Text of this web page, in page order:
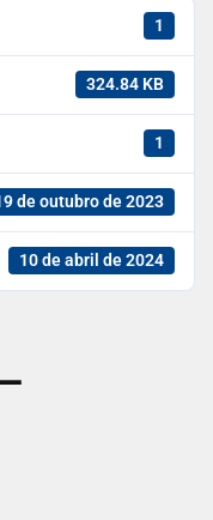
1
324.84 KB
1
de outubro de 2023
10 de abril de 2024